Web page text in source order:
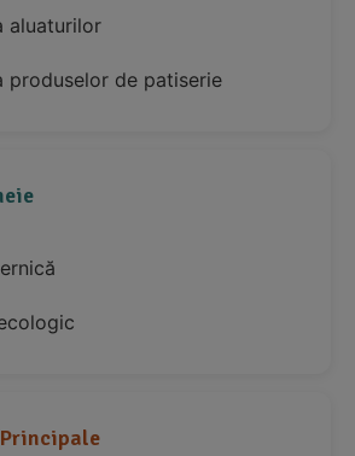
aluaturilor
produselor de patiserie
Principale